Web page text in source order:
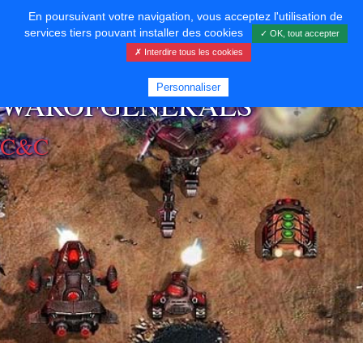
⚡ SOUTENIR LE DÉVELOPPEMENT
WAROFGENERALS
C&C
En poursuivant votre navigation, vous acceptez l'utilisation de
services tiers pouvant installer des cookies
✓ OK, tout accepter
✗ Interdire tous les cookies
Personnaliser